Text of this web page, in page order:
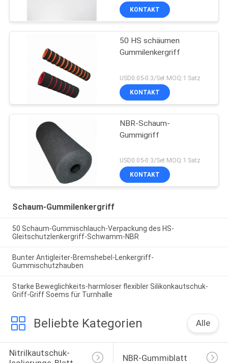
KONTAKT
50 HS schäumen
Gummilenkergriff
USD0.05-0.3/Set MOQ:1 Satz
KONTAKT
NBR-Schaum-
Gummigriff
USD0.05-0.3/Set MOQ:1 Satz
KONTAKT
Schaum-Gummilenkergriff
50 Schaum-Gummischlauch-Verpackung des HS-
Gleitschutzlenkergriff-Schwamm-NBR
Bunter Antigleiter-Bremshebel-Lenkergriff-
Gummischutzhauben
Starke Beweglichkeits-harmloser flexibler Silikonkautschuk-
Griff-Griff Soems für Turnhalle
Beliebte Kategorien Alle
Nitrilkautschuk-
NBR-Gummiblatt